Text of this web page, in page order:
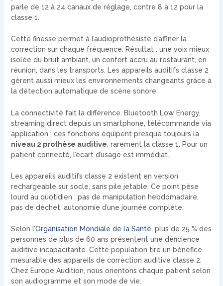
parle de 12 à 24 canaux de réglage, contre 8 à 12 pour la
classe 1.
Cette finesse permet à l’audioprothésiste d’affiner la
correction sur chaque fréquence. Résultat : une voix mieux
isolée du bruit ambiant, un confort accru au restaurant, en
réunion, dans les transports. Les appareils auditifs classe 2
gèrent aussi mieux les environnements changeants grâce à
la détection automatique de scène sonore.
La connectivité fait la différence. Bluetooth Low Energy,
streaming direct depuis un smartphone, télécommande via
application : ces fonctions équipent presque toujours la
niveau 2 prothèse auditive, rarement la classe 1. Pour un
patient connecté, l’écart d’usage est immédiat.
Les appareils auditifs classe 2 existent en version
rechargeable sur socle, sans pile jetable. Ce point pèse
lourd au quotidien : pas de manipulation hebdomadaire,
pas de déchet, autonomie d’une journée complète.
Selon l’Organisation Mondiale de la Santé, plus de 25 % des
personnes de plus de 60 ans présentent une déficience
auditive incapacitante. Cette population tire un bénéfice
mesurable des appareils de correction auditive classe 2.
Chez Europe Audition, nous orientons chaque patient selon
son audiogramme et son mode de vie.